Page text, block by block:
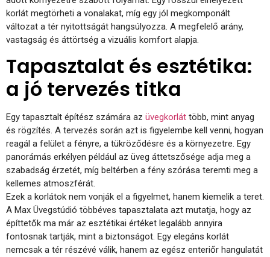
korlát megtörheti a vonalakat, míg egy jól megkomponált
változat a tér nyitottságát hangsúlyozza. A megfelelő arány,
vastagság és áttörtség a vizuális komfort alapja.
Tapasztalat és esztétika:
a jó tervezés titka
Egy tapasztalt építész számára az üvegkorlát több, mint anyag
és rögzítés. A tervezés során azt is figyelembe kell venni, hogyan
reagál a felület a fényre, a tükröződésre és a környezetre. Egy
panorámás erkélyen például az üveg áttetszősége adja meg a
szabadság érzetét, míg beltérben a fény szórása teremti meg a
kellemes atmoszférát.
Ezek a korlátok nem vonják el a figyelmet, hanem kiemelik a teret.
A Max Üvegstúdió többéves tapasztalata azt mutatja, hogy az
építtetők ma már az esztétikai értéket legalább annyira
fontosnak tartják, mint a biztonságot. Egy elegáns korlát
nemcsak a tér részévé válik, hanem az egész enteriőr hangulatát